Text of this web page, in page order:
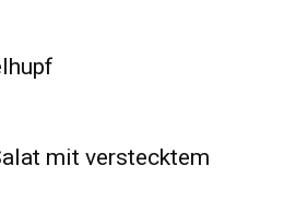
mit verstecktem